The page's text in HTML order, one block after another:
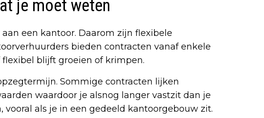
je moet weten
een kantoor. Daarom zijn flexibele
bieden contracten vanaf enkele
blijft groeien of krimpen.
Sommige contracten lijken
waardoor je alsnog langer vastzit dan je
als je in een gedeeld kantoorgebouw zit.